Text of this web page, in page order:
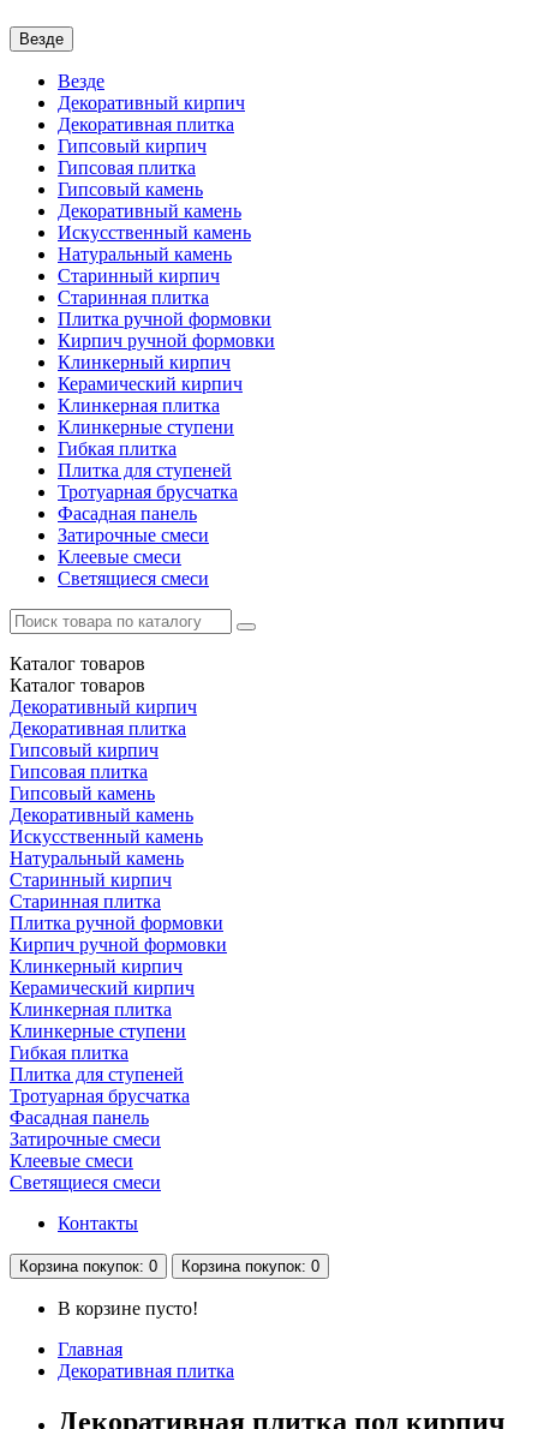
Везде
Везде
Декоративный кирпич
Декоративная плитка
Гипсовый кирпич
Гипсовая плитка
Гипсовый камень
Декоративный камень
Искусственный камень
Натуральный камень
Старинный кирпич
Старинная плитка
Плитка ручной формовки
Кирпич ручной формовки
Клинкерный кирпич
Керамический кирпич
Клинкерная плитка
Клинкерные ступени
Гибкая плитка
Плитка для ступеней
Тротуарная брусчатка
Фасадная панель
Затирочные смеси
Клеевые смеси
Светящиеся смеси
Каталог товаров
Каталог товаров
Декоративный кирпич
Декоративная плитка
Гипсовый кирпич
Гипсовая плитка
Гипсовый камень
Декоративный камень
Искусственный камень
Натуральный камень
Старинный кирпич
Старинная плитка
Плитка ручной формовки
Кирпич ручной формовки
Клинкерный кирпич
Керамический кирпич
Клинкерная плитка
Клинкерные ступени
Гибкая плитка
Плитка для ступеней
Тротуарная брусчатка
Фасадная панель
Затирочные смеси
Клеевые смеси
Светящиеся смеси
Контакты
Корзина покупок: 0 Корзина покупок: 0
В корзине пусто!
Главная
Декоративная плитка
Декоративная плитка под кирпич